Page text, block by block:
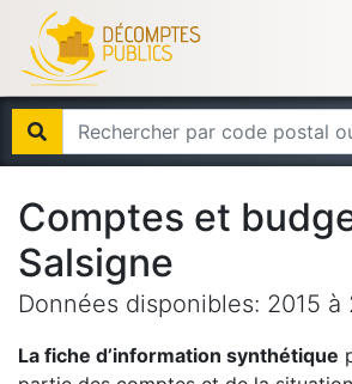
Comptes et
Salsigne
Données disponibles: 2015 à
La fiche d’information synthétique